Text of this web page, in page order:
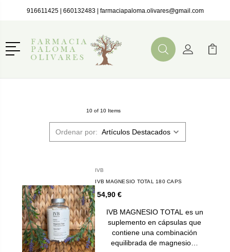
916611425| 660132483| farmaciapaloma.olivares@gmail.com
Menú
BuscarMi Cuenta
Mi
10 of 10 Items
Ordenar por:
IVB
IVB MAGNESIO TOTAL 180 CAPS
54,90 €
IVB MAGNESIO TOTAL es un
suplemento en cápsulas que
contiene una combinación
equilibrada de magnesio…